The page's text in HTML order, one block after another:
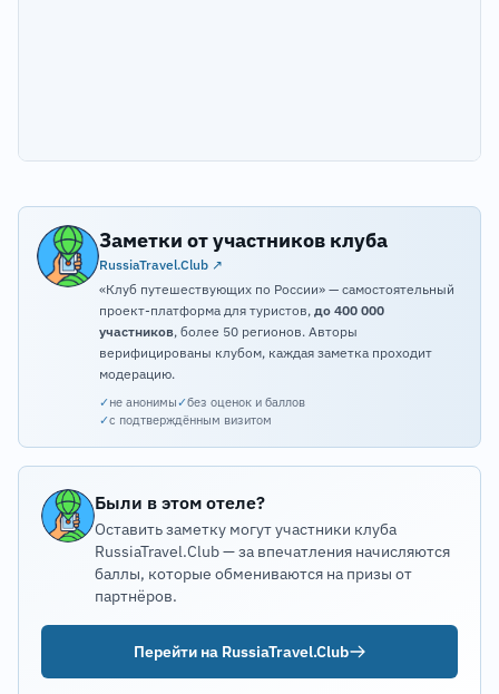
Заметки от участников клуба
RussiaTravel.Club ↗
«Клуб путешествующих по России» — самостоятельный
проект-платформа для туристов, до 400 000
участников, более 50 регионов. Авторы
верифицированы клубом, каждая заметка проходит
модерацию.
✓не анонимы✓без оценок и баллов
✓с подтверждённым визитом
Были в этом отеле?
Оставить заметку могут участники клуба
RussiaTravel.Club — за впечатления начисляются
баллы, которые обмениваются на призы от
партнёров.
Перейти на RussiaTravel.Club